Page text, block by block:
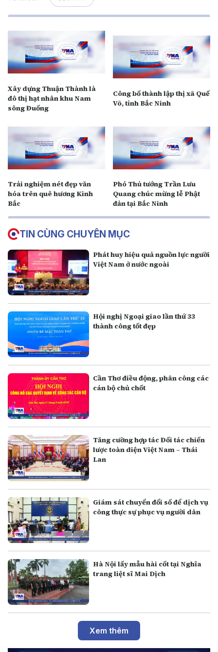
Xây dựng Thuận Thành là
đô thị hạt nhân khu Nam
sông Đuống
Công bố thành lập thị xã Quế
Võ, tỉnh Bắc Ninh
Trải nghiệm nét đẹp văn
hóa trên quê hương Kinh
Bắc
Phó Thủ tướng Trần Lưu
Quang chúc mừng lễ Phật
đản tại Bắc Ninh
TIN CÙNG CHUYÊN MỤC
Phát huy hiệu quả nguồn lực người
Việt Nam ở nước ngoài
Hội nghị Ngoại giao lần thứ 33
thành công tốt đẹp
Cần Thơ điều động, phân công các
cán bộ chủ chốt
Tăng cường hợp tác Đối tác chiến
lược toàn diện Việt Nam – Thái
Lan
Giám sát chuyển đổi số để dịch vụ
công thực sự phục vụ người dân
Hà Nội lấy mẫu hài cốt tại Nghĩa
trang liệt sĩ Mai Dịch
Xem thêm